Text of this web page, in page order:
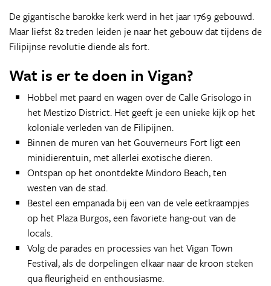
De gigantische barokke kerk werd in het jaar 1769 gebouwd.
Maar liefst 82 treden leiden je naar het gebouw dat tijdens de
Filipijnse revolutie diende als fort.
Wat is er te doen in Vigan?
Hobbel met paard en wagen over de Calle Grisologo in
het Mestizo District. Het geeft je een unieke kijk op het
koloniale verleden van de Filipijnen.
Binnen de muren van het Gouverneurs Fort ligt een
minidierentuin, met allerlei exotische dieren.
Ontspan op het onontdekte Mindoro Beach, ten
westen van de stad.
Bestel een empanada bij een van de vele eetkraampjes
op het Plaza Burgos, een favoriete hang-out van de
locals.
Volg de parades en processies van het Vigan Town
Festival, als de dorpelingen elkaar naar de kroon steken
qua fleurigheid en enthousiasme.